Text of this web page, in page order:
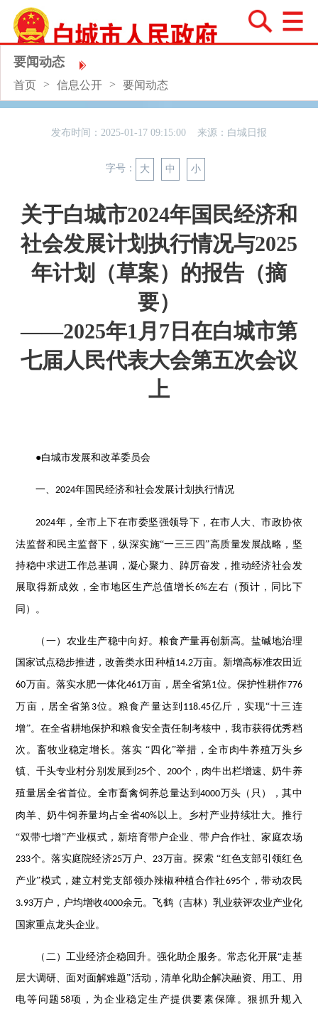
要闻动态
首页 > 信息公开 > 要闻动态
发布时间：2025-01-17 09:15:00 来源： 白城日报
字号： 大 中 小
关于白城市2024年国民经济和
社会发展计划执行情况与2025
年计划（草案）的报告（摘
要）
——2025年1月7日在白城市第
七届人民代表大会第五次会议
上
●白城市发展和改革委员会
一、2024年国民经济和社会发展计划执行情况
2024年，全市上下在市委坚强领导下，在市人大、市政协依
法监督和民主监督下，纵深实施“一三三四”高质量发展战略，坚
持稳中求进工作总基调，凝心聚力、踔厉奋发，推动经济社会发
展取得新成效，全市地区生产总值增长6%左右（预计，同比下
同）。
（一）农业生产稳中向好。粮食产量再创新高。盐碱地治理
国家试点稳步推进，改善类水田种植14.2万亩。新增高标准农田近
60万亩。落实水肥一体化461万亩，居全省第1位。保护性耕作776
万亩，居全省第 3位。粮食产量达到 118.45亿斤，实现“十三连
增”。在全省耕地保护和粮食安全责任制考核中，我市获得优秀档
次。畜牧业稳定增长。落实 “四化”举措，全市肉牛养殖万头乡
镇、千头专业村分别发展到25个、 200个，肉牛出栏增速、奶牛养
殖量居全省首位。全市畜禽饲养总量达到4000万头（只），其中
肉羊、奶牛饲养量均占全省40%以上。乡村产业持续壮大。推行
“双带七增”产业模式，新培育带户企业、带户合作社、家庭农场
233个。落实庭院经济25万户、23万亩。探索 “红色支部引领红色
产业”模式，建立村党支部领办辣椒种植合作社695个，带动农民
3.93万户，户均增收4000余元。飞鹤（吉林）乳业获评农业产业化
国家重点龙头企业。
（二）工业经济企稳回升。强化助企服务。常态化开展“走基
层大调研、面对面解难题”活动，清单化助企解决融资、用工、用
电等问题 58项，为企业稳定生产提供要素保障。狠抓升规入